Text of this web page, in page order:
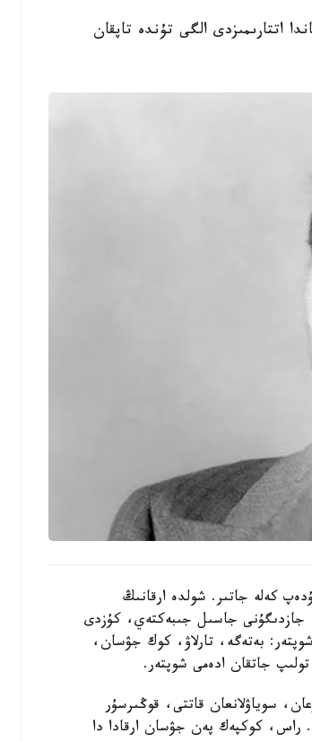
اتتارىمىزدى الگى تۇندە تاپقان
كەلە جاتىر. شولدە ارقانىڭ
جازدىگۇنى جاسىل جىبەكتەي، كۇزدى
بەتەگە، تارلاۋ، كوك جۋسان،
جاتقان ادەمى شوپتەر.
سوياۋلانعان قاتتى، قوڭىرسۇر
كوكپەك پەن جۋسان ارقادا دا